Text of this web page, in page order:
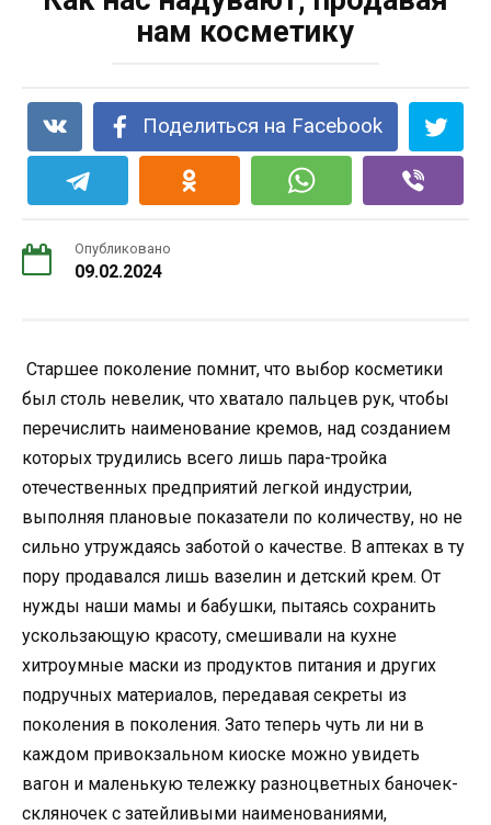
нам косметику
Поделиться на Facebook
Опубликовано
09.02.2024
Старшее поколение помнит, что выбор косметики
был столь невелик, что хватало пальцев рук, чтобы
перечислить наименование кремов, над созданием
которых трудились всего лишь пара-тройка
отечественных предприятий легкой индустрии,
выполняя плановые показатели по количеству, но не
сильно утруждаясь заботой о качестве. В аптеках в ту
пору продавался лишь вазелин и детский крем. От
нужды наши мамы и бабушки, пытаясь сохранить
ускользающую красоту, смешивали на кухне
хитроумные маски из продуктов питания и других
подручных материалов, передавая секреты из
поколения в поколения. Зато теперь чуть ли ни в
каждом привокзальном киоске можно увидеть
вагон и маленькую тележку разноцветных баночек-
скляночек с затейливыми наименованиями,